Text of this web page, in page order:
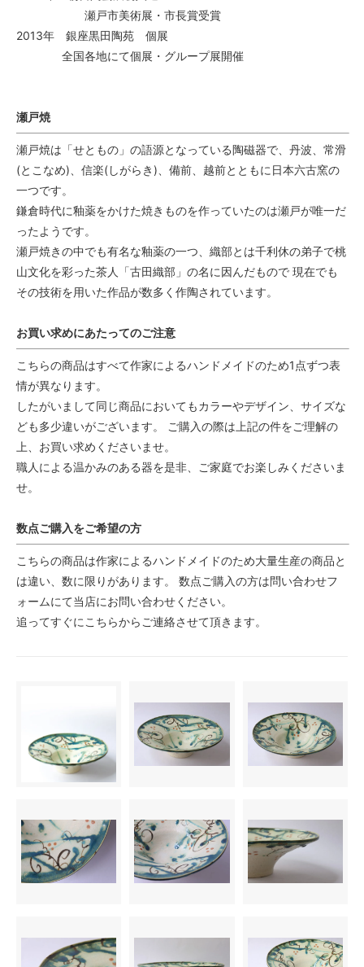
瀬戸市美術展・市長賞受賞
2013年 銀座黒田陶苑 個展
全国各地にて個展・グループ展開催
瀬戸焼
瀬戸焼は「せともの」の語源となっている陶磁器で、丹波、常滑
(とこなめ)、信楽(しがらき)、備前、越前とともに日本六古窯の
一つです。
鎌倉時代に釉薬をかけた焼きものを作っていたのは瀬戸が唯一だ
ったようです。
瀬戸焼きの中でも有名な釉薬の一つ、織部とは千利休の弟子で桃
山文化を彩った茶人「古田織部」の名に因んだもので 現在でも
その技術を用いた作品が数多く作陶されています。
お買い求めにあたってのご注意
こちらの商品はすべて作家によるハンドメイドのため1点ずつ表
情が異なります。
したがいまして同じ商品においてもカラーやデザイン、サイズな
ども多少違いがございます。 ご購入の際は上記の件をご理解の
上、お買い求めくださいませ。
職人による温かみのある器を是非、ご家庭でお楽しみくださいま
せ。
数点ご購入をご希望の方
こちらの商品は作家によるハンドメイドのため大量生産の商品と
は違い、数に限りがあります。 数点ご購入の方は問い合わせフ
ォームにて当店にお問い合わせください。
追ってすぐにこちらからご連絡させて頂きます。